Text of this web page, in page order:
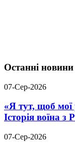
Останні новини
07-Сер-2026
«Я тут, щоб мої
Історія воїна з
07-Сер-2026